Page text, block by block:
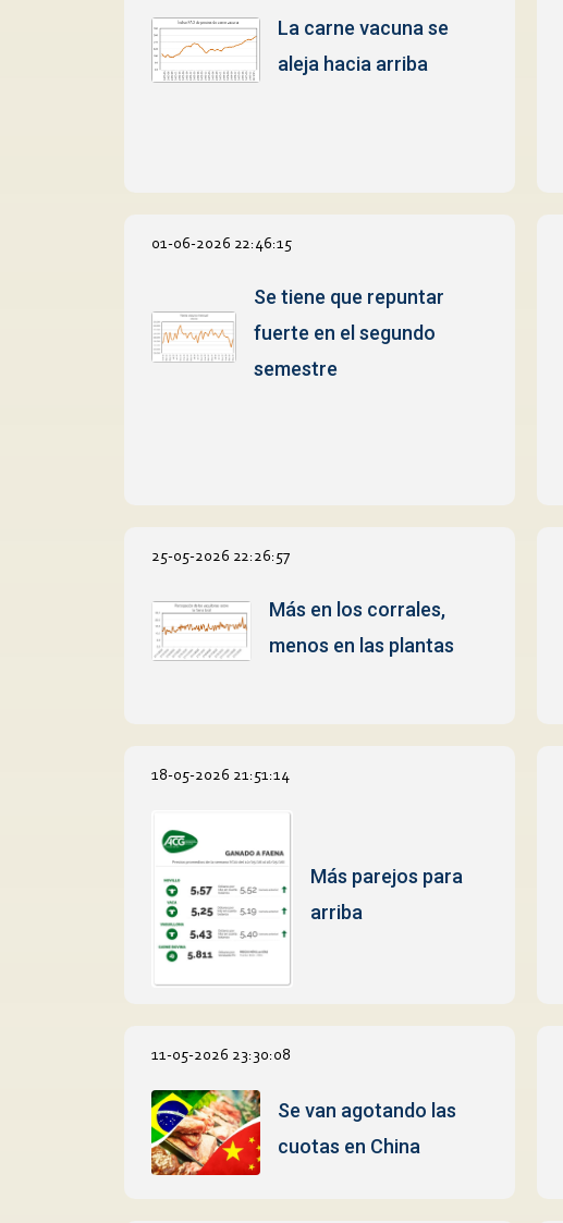
La carne vacuna se
aleja hacia arriba
01-06-2026 22:46:15
Se tiene que repuntar
fuerte en el segundo
semestre
25-05-2026 22:26:57
Más en los corrales,
menos en las plantas
18-05-2026 21:51:14
Más parejos para
arriba
11-05-2026 23:30:08
Se van agotando las
cuotas en China